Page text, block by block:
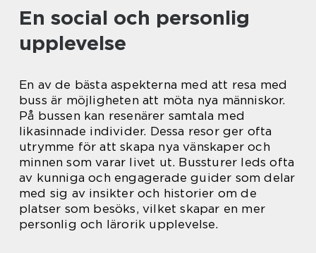
En social och personlig
upplevelse
En av de bästa aspekterna med att resa med
buss är möjligheten att möta nya människor.
På bussen kan resenärer samtala med
likasinnade individer. Dessa resor ger ofta
utrymme för att skapa nya vänskaper och
minnen som varar livet ut. Bussturer leds ofta
av kunniga och engagerade guider som delar
med sig av insikter och historier om de
platser som besöks, vilket skapar en mer
personlig och lärorik upplevelse.